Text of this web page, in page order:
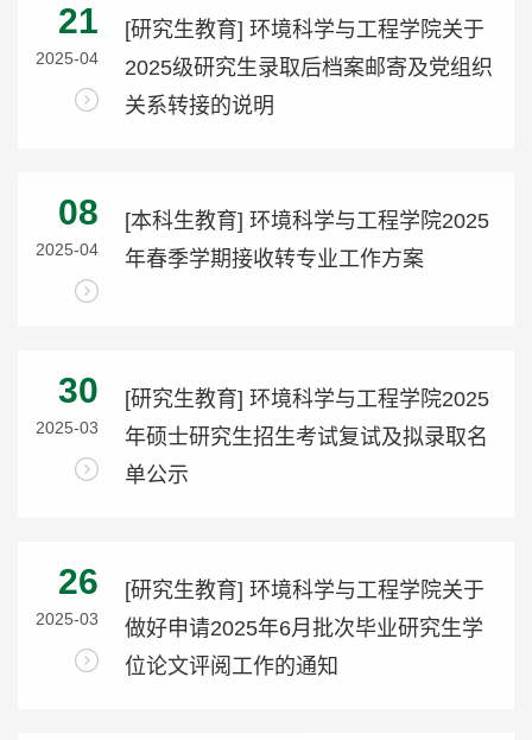
21
2025-04
[研究生教育] 环境科学与工程学院关于
2025级研究生录取后档案邮寄及党组织
关系转接的说明
08
2025-04
[本科生教育] 环境科学与工程学院2025
年春季学期接收转专业工作方案
30
2025-03
[研究生教育] 环境科学与工程学院2025
年硕士研究生招生考试复试及拟录取名
单公示
26
2025-03
[研究生教育] 环境科学与工程学院关于
做好申请2025年6月批次毕业研究生学
位论文评阅工作的通知